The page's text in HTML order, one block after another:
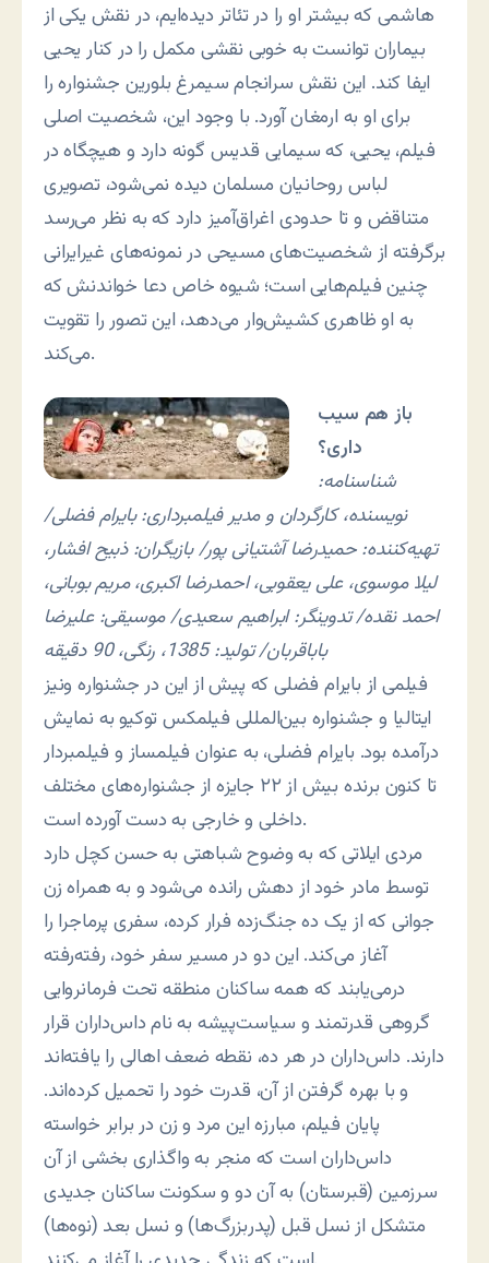
هاشمی که بیشتر او را در تئاتر دیده‌ایم، در نقش یکی از
بیماران توانست به خوبی نقشی مکمل را در کنار یحیی
ایفا کند. این نقش سرانجام سیمرغ بلورین جشنواره را
برای او به ارمغان آورد. با وجود این، شخصیت اصلی
فیلم، یحیی، که سیمایی قدیس گونه دارد و هیچگاه در
لباس روحانیان مسلمان دیده نمی‌شود، تصویری
متناقض و تا حدودی اغراق‌آمیز دارد که به نظر می‌رسد
برگرفته از شخصیت‌های مسیحی در نمونه‌های غیرایرانی
چنین فیلم‌هایی است؛ شیوه خاص دعا خواندنش که
به او ظاهری کشیش‌وار می‌دهد، این تصور را تقویت
می‌کند.
باز هم سیب
داری؟
شناسنامه:
نویسنده، کارگردان و مدیر فیلمبرداری: بایرام فضلی/
تهیه‌کننده: حمیدرضا آشتیانی پور/ بازیگران: ذبیح افشار،
لیلا موسوی، علی یعقوبی، احمدرضا اکبری، مریم بوبانی،
احمد نقده/ تدوینگر: ابراهیم سعیدی/ موسیقی: علیرضا
باباقربان/ تولید: 1385، رنگی، 90 دقیقه
فیلمی از بایرام فضلی که پیش از این در جشنواره ونیز
ایتالیا و جشنواره بین‌المللی فیلمکس توکیو به نمایش
درآمده بود. بایرام فضلی، به عنوان فیلمساز و فیلمبردار
تا کنون برنده بیش از ۲۲ جایزه از جشنواره‌های مختلف
داخلی و خارجی به دست آورده است.
مردی ایلاتی که به وضوح شباهتی به حسن کچل دارد
توسط مادر خود از دهش رانده می‌شود و به همراه زن
جوانی که از یک ده جنگ‌زده فرار کرده، سفری پرماجرا را
آغاز می‌کند. این دو در مسیر سفر خود، رفته‌رفته
درمی‌یابند که همه ساکنان منطقه تحت فرمانروایی
گروهی قدرتمند و سیاست‌پیشه به نام داس‌داران قرار
دارند. داس‌داران در هر ده، نقطه ضعف اهالی را یافته‌اند
و با بهره گرفتن از آن، قدرت خود را تحمیل کرده‌اند.
پایان فیلم، مبارزه این مرد و زن در برابر خواسته
داس‌داران است که منجر به واگذاری بخشی از آن
سرزمین (قبرستان) به آن دو و سکونت ساکنان جدیدی
متشکل از نسل قبل (پدربزرگ‌ها) و نسل بعد (نوه‌ها)